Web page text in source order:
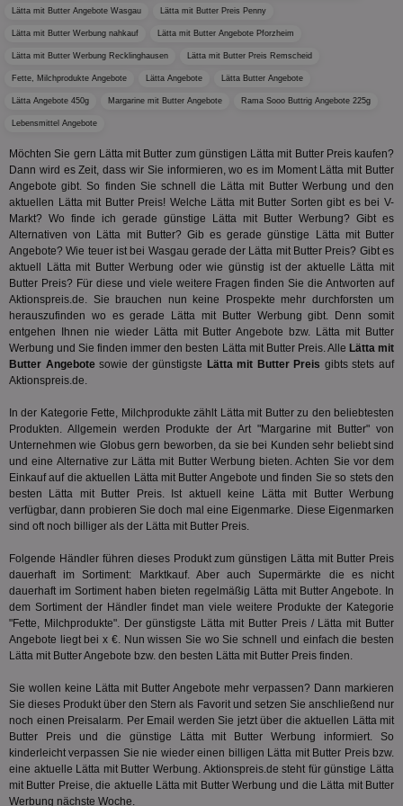
Lätta mit Butter Angebote Wasgau Lätta mit Butter Preis Penny
Lätta mit Butter Werbung nahkauf Lätta mit Butter Angebote Pforzheim
Lätta mit Butter Werbung Recklinghausen Lätta mit Butter Preis Remscheid
Fette, Milchprodukte Angebote Lätta Angebote Lätta Butter Angebote
Lätta Angebote 450g Margarine mit Butter Angebote Rama Sooo Buttrig Angebote 225g
Lebensmittel Angebote
Möchten Sie gern Lätta mit Butter zum günstigen Lätta mit Butter Preis kaufen?
Dann wird es Zeit, dass wir Sie informieren, wo es im Moment Lätta mit Butter
Angebote gibt. So finden Sie schnell die Lätta mit Butter Werbung und den
aktuellen Lätta mit Butter Preis! Welche Lätta mit Butter Sorten gibt es bei V-
Markt? Wo finde ich gerade günstige Lätta mit Butter Werbung? Gibt es
Alternativen von Lätta mit Butter? Gib es gerade günstige Lätta mit Butter
Angebote? Wie teuer ist bei Wasgau gerade der Lätta mit Butter Preis? Gibt es
aktuell Lätta mit Butter Werbung oder wie günstig ist der aktuelle Lätta mit
Butter Preis? Für diese und viele weitere Fragen finden Sie die Antworten auf
Aktionspreis.de. Sie brauchen nun keine Prospekte mehr durchforsten um
herauszufinden wo es gerade Lätta mit Butter Werbung gibt. Denn somit
entgehen Ihnen nie wieder Lätta mit Butter Angebote bzw. Lätta mit Butter
Werbung und Sie finden immer den besten Lätta mit Butter Preis. Alle Lätta mit
Butter Angebotesowie der günstigste Lätta mit Butter Preis gibts stets auf
Aktionspreis.de.
In der Kategorie Fette, Milchprodukte zählt Lätta mit Butter zu den beliebtesten
Produkten. Allgemein werden Produkte der Art "Margarine mit Butter" von
Unternehmen wie Globus gern beworben, da sie bei Kunden sehr beliebt sind
und eine Alternative zur Lätta mit Butter Werbung bieten. Achten Sie vor dem
Einkauf auf die aktuellen Lätta mit Butter Angebote und finden Sie so stets den
besten Lätta mit Butter Preis. Ist aktuell keine Lätta mit Butter Werbung
verfügbar, dann probieren Sie doch mal eine Eigenmarke. Diese Eigenmarken
sind oft noch billiger als der Lätta mit Butter Preis.
Folgende Händler führen dieses Produkt zum günstigen Lätta mit Butter Preis
dauerhaft im Sortiment: Marktkauf. Aber auch Supermärkte die es nicht
dauerhaft im Sortiment haben bieten regelmäßig Lätta mit Butter Angebote. In
dem Sortiment der Händler findet man viele weitere Produkte der Kategorie
"Fette, Milchprodukte". Der günstigste Lätta mit Butter Preis / Lätta mit Butter
Angebote liegt bei x €. Nun wissen Sie wo Sie schnell und einfach die besten
Lätta mit Butter Angebote bzw. den besten Lätta mit Butter Preis finden.
Sie wollen keine Lätta mit Butter Angebote mehr verpassen? Dann markieren
Sie dieses Produkt über den Stern als Favorit und setzen Sie anschließend nur
noch einen Preisalarm. Per Email werden Sie jetzt über die aktuellen Lätta mit
Butter Preis und die günstige Lätta mit Butter Werbung informiert. So
kinderleicht verpassen Sie nie wieder einen billigen Lätta mit Butter Preis bzw.
eine aktuelle Lätta mit Butter Werbung. Aktionspreis.de steht für günstige Lätta
mit Butter Preise, die aktuelle Lätta mit Butter Werbung und die Lätta mit Butter
Werbung nächste Woche.
CookieScriptConsent
CookieScript
www.aktionspreis.de
Name Provider / Domäne Ablaufdatum
_ga_BZ0Z3NWXX5
.aktionspreis.de
1 Jahr 1
Monat
von
um
da_ts
.optinadserving.com 1 Jahr
des
c
.creative-
serving.com
12 Monate
wie
des
fw_ts
.optinadserving.com 1 Jahr
Name Provider/ Domäne Ablaufdatum
UserID1
ADITION technologies
2 Monate 29
tuuid_lu
.creative-serving.com 12 Monate
uid-bp-26913
.ads.stickyadstv.com 1 Monat
wfivefivec
Roku Inc.
.w55c.net
1 Jahr 1
Monat
KADUSERCOOKIE
PubMatic Inc.
.pubmatic.com
1 Jahr
Name
Provider/
Domäne
Ablaufdatum
chkChromeAb67Sec .pubmatic.com 3 Monate
Dieses
um
mit A/B-
die
Chrome-
Name Provider/Domäne Ablaufdatum
uid-bp-159
StickyADS.tv
.ads.stickyadstv.com
2 Monate
SyncRTB4 .pubmatic.com
3 Monate
XANDR_PANID
Xandr Inc.
3 Monate
C
Adform
.adform.net
1 Monat 1
Tag
ar_debug
.googleadservices.com
3 Monate
receive-
cookie-
deprecation
.doubleclick.net 6 Monate
__gpi .aktionspreis.de
uid-bp-892
.ads.stickyadstv.com
2 Monate
receive-
cookie-
deprecation
.adnxs.com
1 Jahr 1
Monat
__eoi .aktionspreis.de
6 Monate
uid-bp-717
.ads.stickyadstv.com
1 Monat
uid-bp-23329
.ads.stickyadstv.com
2 Monate
i
OpenX
.openx.net
1 Jahr
uid-bp-951 .ads.stickyadstv.com
2 Monate
receive-
cookie-
deprecation
.criteo.com 1 Jahr